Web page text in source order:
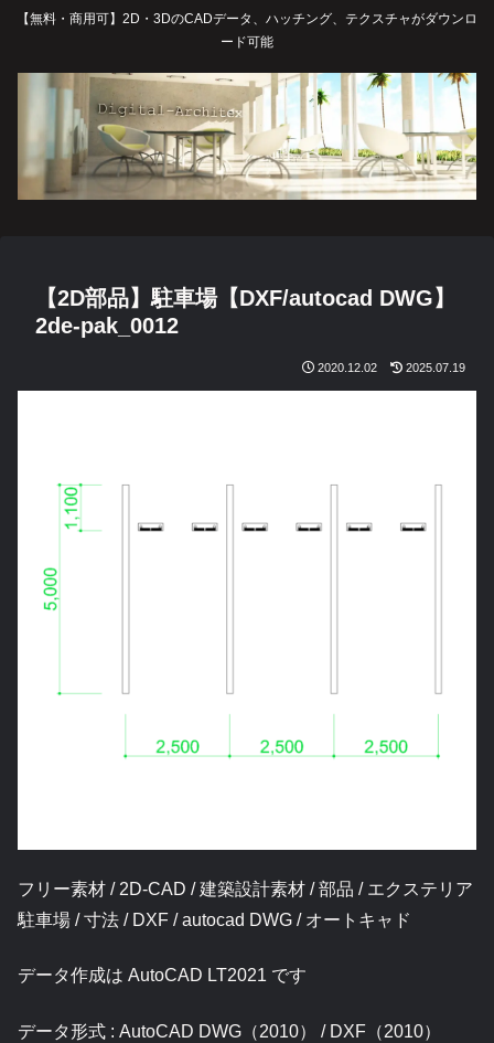
【無料・商用可】2D・3DのCADデータ、ハッチング、テクスチャがダウンロ
ード可能
【2D部品】駐車場【DXF/autocad DWG】
2de-pak_0012
2020.12.02 2025.07.19
フリー素材 / 2D-CAD / 建築設計素材 / 部品 / エクステリア
駐車場 / 寸法 / DXF / autocad DWG / オートキャド
データ作成は AutoCAD LT2021 です
データ形式 : AutoCAD DWG（2010） / DXF（2010）